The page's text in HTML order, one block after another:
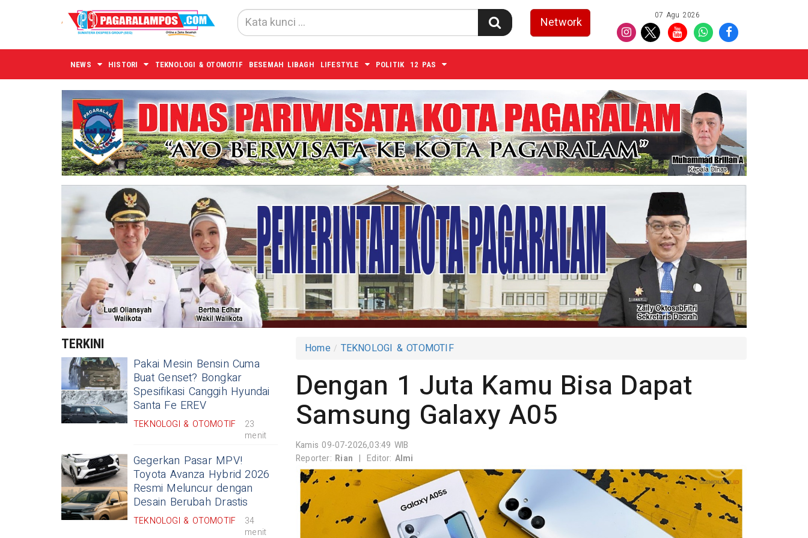
Network 07 Agu 2026
NEWS HISTORI TEKNOLOGI & OTOMOTIF BESEMAH LIBAGH LIFESTYLE POLITIK 12 PAS
TERKINI
Pakai Mesin Bensin Cuma
Buat Genset? Bongkar
Spesifikasi Canggih Hyundai
Santa Fe EREV
TEKNOLOGI & OTOMOTIF
23
menit
Gegerkan Pasar MPV!
Toyota Avanza Hybrid 2026
Resmi Meluncur dengan
Desain Berubah Drastis
TEKNOLOGI & OTOMOTIF
34
menit
Home TEKNOLOGI & OTOMOTIF
Dengan 1 Juta Kamu Bisa Dapat
Samsung Galaxy A05
Kamis 09-07-2026,03:49 WIB
Reporter: Rian | Editor: Almi